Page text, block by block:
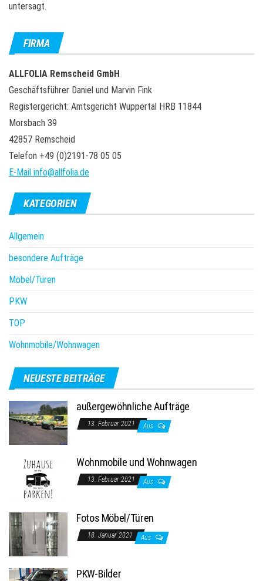
untersagt.
FIRMA
ALLFOLIA Remscheid GmbH
Geschäftsführer Daniel und Marvin Fink
Registergericht: Amtsgericht Wuppertal HRB 11844
Morsbach 39
42857 Remscheid
Telefon +49 (0)2191-78 05 05
E-Mail info@allfolia.de
KATEGORIEN
Allgemein
besondere Aufträge
Möbel/Türen
PKW
TOP
Wohnmobile/Wohnwagen
NEUESTE BEITRÄGE
außergewöhnliche Aufträge
13. Februar 2021 Aus
Wohnmobile und Wohnwagen
13. Februar 2021 Aus
Fotos Möbel/Türen
18. Januar 2021 Aus
PKW-Bilder